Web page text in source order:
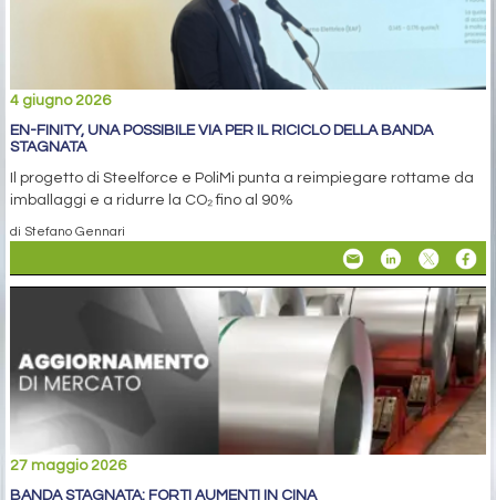
4 giugno 2026
EN-FINITY, UNA POSSIBILE VIA PER IL RICICLO DELLA BANDA
STAGNATA
Il progetto di Steelforce e PoliMi punta a reimpiegare rottame da
imballaggi e a ridurre la CO₂ fino al 90%
di Stefano Gennari
27 maggio 2026
BANDA STAGNATA: FORTI AUMENTI IN CINA